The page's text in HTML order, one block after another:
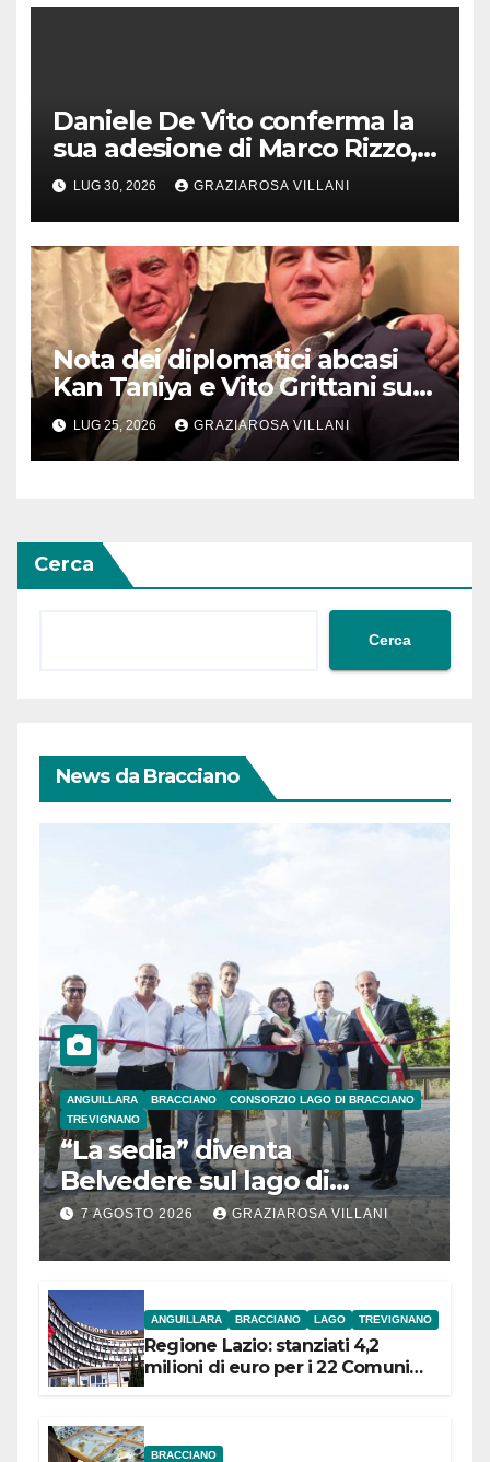
Daniele De Vito conferma la
sua adesione di Marco Rizzo,
nel rispetto delle decisioni
del 1° Congress
LUG 30, 2026 GRAZIAROSA VILLANI
Nota dei diplomatici abcasi
Kan Taniya e Vito Grittani su
cosiddetto “ritiro
riconoscimento” di Abcasia e
Ossezia del Sud da parte della
LUG 25, 2026 GRAZIAROSA VILLANI
Cerca
Cerca
News da Bracciano
ANGUILLARA BRACCIANO
CONSORZIO LAGO DI BRACCIANO
TREVIGNANO
“La sedia” diventa
Belvedere sul lago di
Bracciano: ieri
l’inaugurazione
7 AGOSTO 2026 GRAZIAROSA VILLANI
ANGUILLARA BRACCIANO LAGO TREVIGNANO
Regione Lazio: stanziati 4,2
milioni di euro per i 22 Comuni
BRACCIANO